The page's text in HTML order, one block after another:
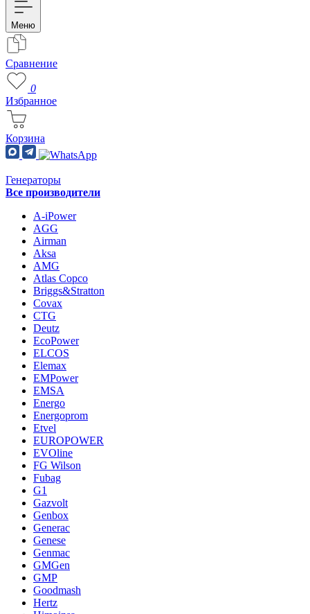
Меню
Сравнение
0
Избранное
Корзина
Генераторы
Все производители
A-iPower
AGG
Airman
Aksa
AMG
Atlas Copco
Briggs&Stratton
Covax
CTG
Deutz
EcoPower
ELCOS
Elemax
EMPower
EMSA
Energo
Energoprom
Etvel
EUROPOWER
EVOline
FG Wilson
Fubag
G1
Gazvolt
Genbox
Generac
Genese
Genmac
GMGen
GMP
Goodmash
Hertz